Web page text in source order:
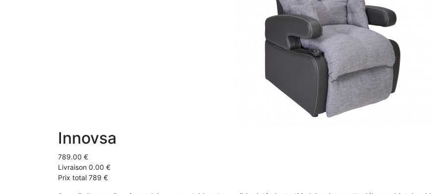
Innovsa
789.00 €
Livraison 0.00 €
Prix total 789 €